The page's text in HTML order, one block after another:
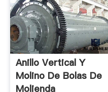
Anillo Vertical Y
Molino De Bolas De
Molienda